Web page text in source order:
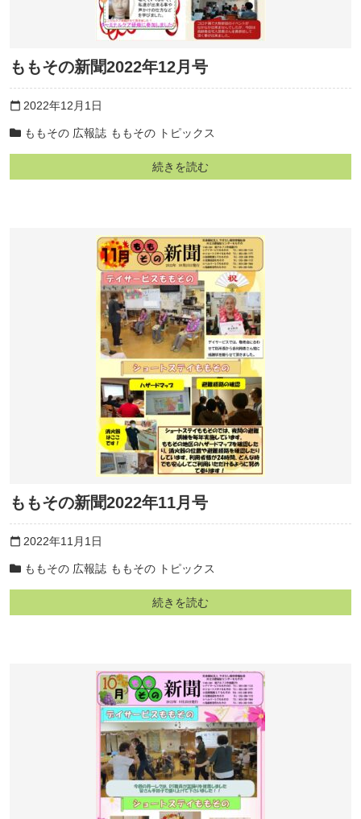
ももその新聞2022年12月号
calendar_today 2022年12月1日
ももその 広報誌 ももその トピックス
続きを読む
ももその新聞2022年11月号
calendar_today 2022年11月1日
ももその 広報誌 ももその トピックス
続きを読む